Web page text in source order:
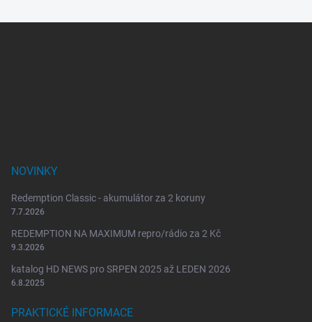
NOVINKY
Redemption Classic - akumulátor za 2 koruny
7.7.2026
REDEMPTION NA MAXIMUM repro/rádio za 2 Kč
9.3.2026
katalog HD NEWS pro SRPEN 2025 až LEDEN 2026
6.8.2025
PRAKTICKÉ INFORMACE